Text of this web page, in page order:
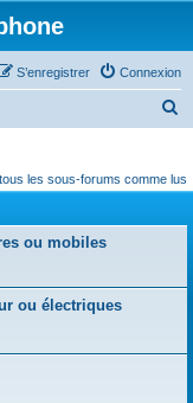
Connexion
S’enregistrer
h
les sous-forums comme lus
ou mobiles
ou électriques